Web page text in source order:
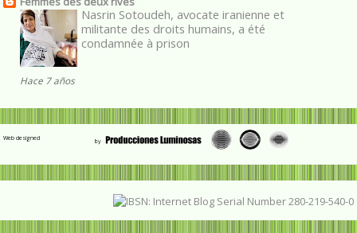
Nasrin Sotoudeh, avocate iranienne et
militante des droits humains, a été
condamnée à prison
Hace 7 años
Web designed